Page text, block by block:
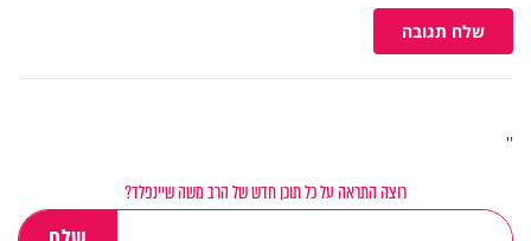
שלח תגובה
''
רוצה התראה על כל תוכן חדש של הרב משה שיינפלד?